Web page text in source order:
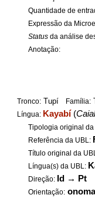
Quantidade de
Expressão da
Status da análise
Anotação:
Tronco: Tupí Família:
Língua: Kayabí (
Tipologia original
Referência da UBL:
Título original da
Língua(s) da UBL:
Direção: Id → Pt
Orientação: